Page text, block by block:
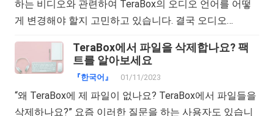
하는 비디오와 관련하여 TeraBox의 오디오 언어를 어떻
게 변경해야 할지 고민하고 있습니다. 결국 오디오…
TeraBox에서 파일을 삭제합나요? 팩
트를 알아보세요
『한국어』 01/11/2023
“왜 TeraBox에 제 파일이 없나요? TeraBox에서 파일들을
삭제하나요?” 요즘 이러한 질문을 하는 사용자도 있습니